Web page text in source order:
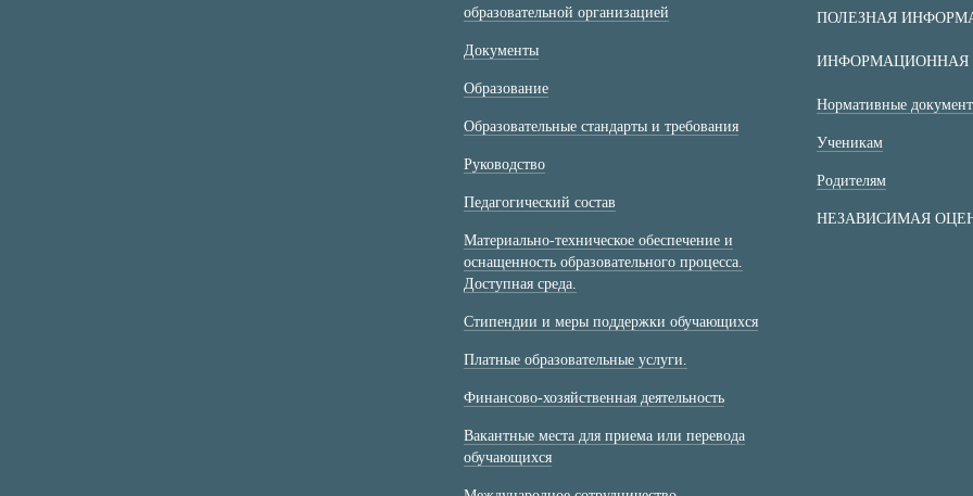
образовательной организацией
Документы
Образование
Образовательные стандарты и требования
Руководство
Педагогический состав
Материально-техническое обеспечение и
оснащенность образовательного процесса.
Доступная среда.
Стипендии и меры поддержки обучающихся
Платные образовательные услуги.
Финансово-хозяйственная деятельность
Вакантные места для приема или перевода
обучающихся
ПОЛЕЗНАЯ
ИНФОРМАЦИОННАЯ
Нормативные
Ученикам
Родителям
НЕЗАВИСИМАЯ